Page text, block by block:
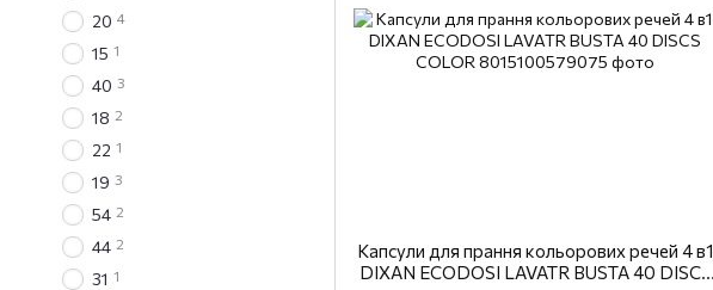
Капсули для прання кольорових речей 4 в1
DIXAN ECODOSI LAVATR BUSTA 40 DISCS
20 4
15 1
40 3
18 2
22 1
19 3
54 2
44 2
31 1